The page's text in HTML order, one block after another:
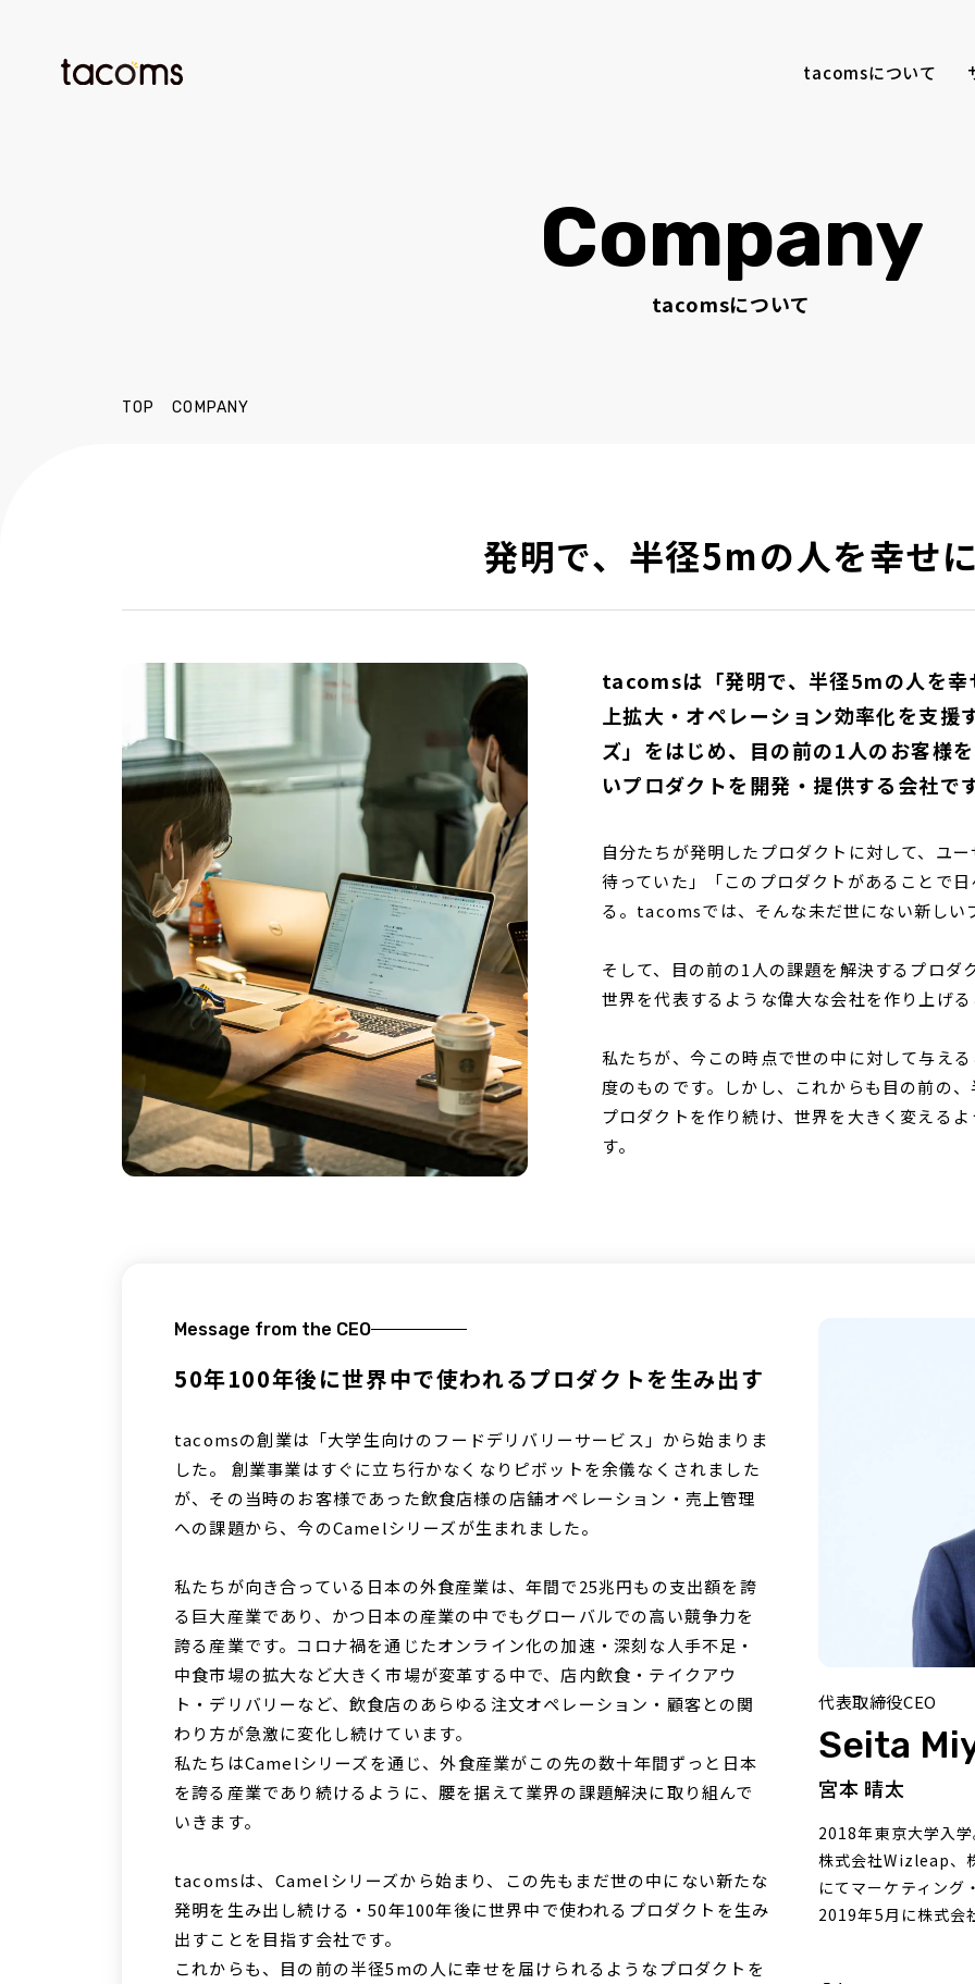
tacomsについて
Company
tacomsについて
TOP COMPANY
発明で、半径5mの人を幸せに
tacomsは「発明で、半径5mの人を幸
上拡大・オペレーション効率化を支
ズ」をはじめ、目の前の1人のお客様
いプロダクトを開発・提供する会社です
自分たちが発明したプロダクトに対して、ユ
待っていた」「このプロダクトがあることで
る。tacomsでは、そんな未だ世にない新しい
そして、目の前の1人の課題を解決するプロダ
世界を代表するような偉大な会社を作り上げる
私たちが、今この時点で世の中に対して与え
度のものです。しかし、これからも目の前の
プロダクトを作り続け、世界を大きく変える
す。
Message from the CEO
50年100年後に世界中で使われるプロダクトを生み出す
tacomsの創業は「大学生向けのフードデリバリーサービス」から始まりま
した。 創業事業はすぐに立ち行かなくなりピボットを余儀なくされました
が、その当時のお客様であった飲食店様の店舗オペレーション・売上管理
への課題から、今のCamelシリーズが生まれました。
私たちが向き合っている日本の外食産業は、年間で25兆円もの支出額を誇
る巨大産業であり、かつ日本の産業の中でもグローバルでの高い競争力を
誇る産業です。コロナ禍を通じたオンライン化の加速・深刻な人手不足・
中食市場の拡大など大きく市場が変革する中で、店内飲食・テイクアウ
ト・デリバリーなど、飲食店のあらゆる注文オペレーション・顧客との関
わり方が急激に変化し続けています。
私たちはCamelシリーズを通じ、外食産業がこの先の数十年間ずっと日本
を誇る産業であり続けるように、腰を据えて業界の課題解決に取り組んで
いきます。
tacomsは、Camelシリーズから始まり、この先もまだ世の中にない新たな
発明を生み出し続ける・50年100年後に世界中で使われるプロダクトを生み
出すことを目指す会社です。
これからも、目の前の半径5mの人に幸せを届けられるようなプロダクトを
代表取締役CEO
Seita
宮本 晴太
2018年東京大学入学
株式会社Wizleap、
にてマーケティング
2019年5月に株式会